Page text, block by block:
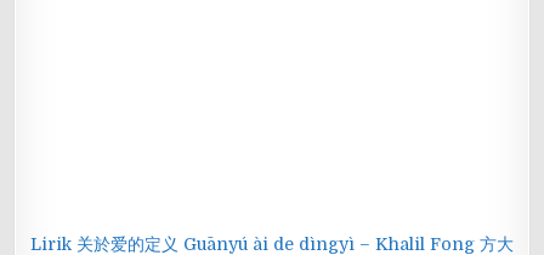
Lirik 关於爱的定义 Guānyú ài de dìngyì – Khalil Fong 方大